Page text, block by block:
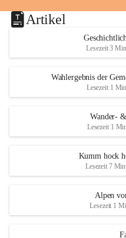
Artikel
Lesezeit 3
Wahlergebnis der
Lesezeit 1
Wander-
Lesezeit 1
Kumm hock
Lesezeit 7
Alpen
Lesezeit 1